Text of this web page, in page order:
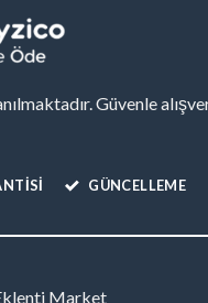
Güvenle
GÜNCELLEME
Market